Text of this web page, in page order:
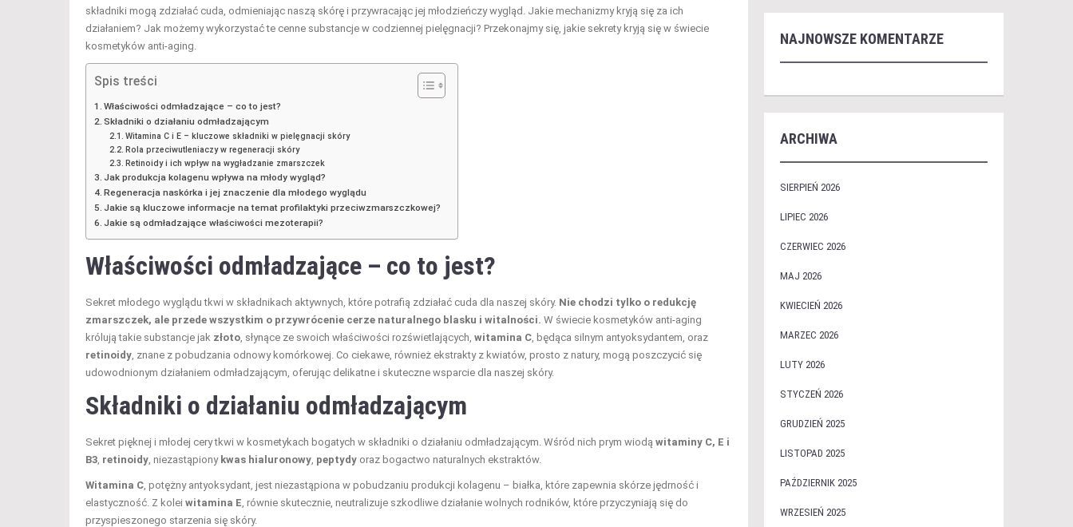
składniki mogą zdziałać cuda, odmieniając naszą skórę i przywracając jej młodzieńczy wygląd. Jakie mechanizmy kryją się za ich
działaniem? Jak możemy wykorzystać te cenne substancje w codziennej pielęgnacji? Przekonajmy się, jakie sekrety kryją się w świecie
kosmetyków anti-aging.
Spis treści
Właściwości odmładzające – co to jest?
Składniki o działaniu odmładzającym
Witamina C i E – kluczowe składniki w pielęgnacji skóry
Rola przeciwutleniaczy w regeneracji skóry
Retinoidy i ich wpływ na wygładzanie zmarszczek
Jak produkcja kolagenu wpływa na młody wygląd?
Regeneracja naskórka i jej znaczenie dla młodego wyglądu
Jakie są kluczowe informacje na temat profilaktyki przeciwzmarszczkowej?
Jakie są odmładzające właściwości mezoterapii?
Właściwości odmładzające – co to jest?
Sekret młodego wyglądu tkwi w składnikach aktywnych, które potrafią zdziałać cuda dla naszej skóry. Nie chodzi tylko o redukcję
zmarszczek, ale przede wszystkim o przywrócenie cerze naturalnego blasku i witalności. W świecie kosmetyków anti-aging
królują takie substancje jak złoto , słynące ze swoich właściwości rozświetlających, witamina C , będąca silnym antyoksydantem, oraz
retinoidy , znane z pobudzania odnowy komórkowej. Co ciekawe, również ekstrakty z kwiatów, prosto z natury, mogą poszczycić się
udowodnionym działaniem odmładzającym, oferując delikatne i skuteczne wsparcie dla naszej skóry.
Składniki o działaniu odmładzającym
Sekret pięknej i młodej cery tkwi w kosmetykach bogatych w składniki o działaniu odmładzającym. Wśród nich prym wiodą witaminy C, E i
B3 retinoidy , niezastąpiony kwas hialuronowy peptydy oraz bogactwo naturalnych ekstraktów.
Witamina C , potężny antyoksydant, jest niezastąpiona w pobudzaniu produkcji kolagenu – białka, które zapewnia skórze jędrność i
elastyczność. Z kolei witamina E , równie skutecznie, neutralizuje szkodliwe działanie wolnych rodników, które przyczyniają się do
przyspieszonego starzenia się skóry.
NAJNOWSZE KOMENTARZE
ARCHIWA
SIERPIEŃ 2026
LIPIEC 2026
CZERWIEC 2026
MAJ 2026
KWIECIEŃ 2026
MARZEC 2026
LUTY 2026
STYCZEŃ 2026
GRUDZIEŃ 2025
LISTOPAD 2025
PAŹDZIERNIK 2025
WRZESIEŃ 2025